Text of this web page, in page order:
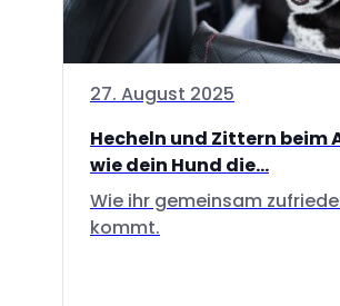
27. August 2025
Hecheln und Zittern beim
wie dein Hund die...
Wie ihr gemeinsam
kommt.